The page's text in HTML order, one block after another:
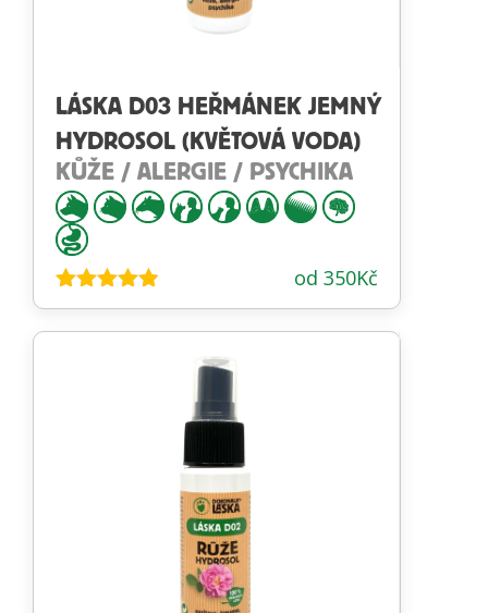
LÁSKA D03 HEŘMÁNEK JEMNÝ
HYDROSOL (KVĚTOVÁ VODA)
KŮŽE / ALERGIE / PSYCHIKA
Hodnocení
od 350Kč